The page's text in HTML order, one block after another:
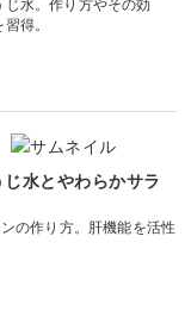
得。
水とやわらかサラ
の作り方。肝機能を活性